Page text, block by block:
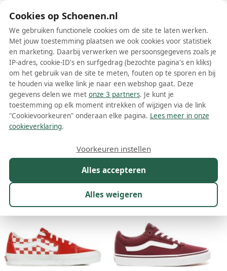
Schoenen.nl
Wis filters Alle filters
Rode Vans damesschoenen
Meer lezen
Model Kleur
68 resultaten:
Cookies op Schoenen.nl
We gebruiken functionele cookies om de site te laten werken.
Met jouw toestemming plaatsen we ook cookies voor statistiek
en marketing. Daarbij verwerken we persoonsgegevens zoals je
IP-adres, cookie-ID's en surfgedrag (bezochte pagina's en kliks)
om het gebruik van de site te meten, fouten op te sporen en bij
te houden via welke link je naar een webshop gaat. Deze
gegevens delen we met onze 3 partners. Je kunt je
toestemming op elk moment intrekken of wijzigen via de link
"Cookievoorkeuren" onderaan elke pagina. Lees meer in onze
cookieverklaring.
Alles accepteren
Alles weigeren
Voorkeuren instellen